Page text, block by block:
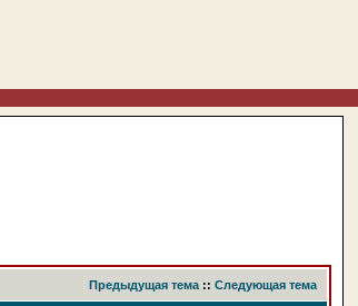
Предыдущая тема:: Следующая тема